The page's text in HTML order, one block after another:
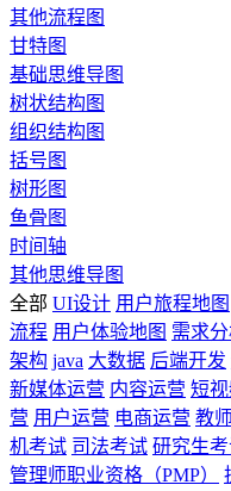
其他流程图
甘特图
基础思维导图
树状结构图
组织结构图
括号图
树形图
鱼骨图
时间轴
其他思维导图
全部 UI设计 用户旅程地图
流程 用户体验地图 需求
架构 java 大数据 后端开发
新媒体运营 内容运营 短
营 用户运营 电商运营 教
机考试 司法考试 研究生
管理师职业资格（PMP）